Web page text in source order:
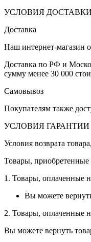
УСЛОВИЯ ДОСТАВКИ
Доставка
Наш интернет-магазин
Доставка по РФ и
сумму менее 30 000
Самовывоз
Покупателям также
УСЛОВИЯ ГАРАНТИИ
Условия возврата
Товары,
1. Товары, оплаченные
Вы можете
2. Товары, оплаченные
Вы можете вернуть